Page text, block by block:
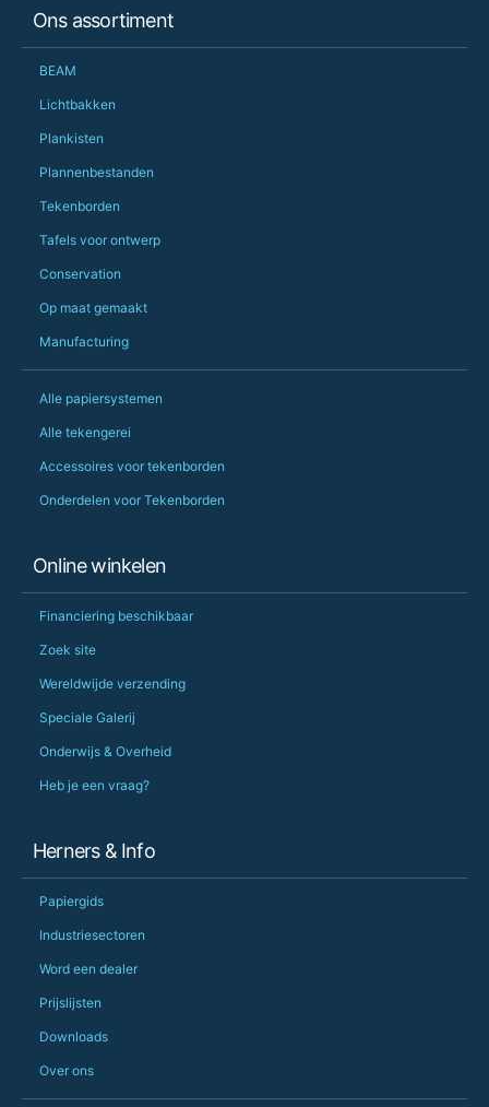
Ons assortiment
BEAM
Lichtbakken
Plankisten
Plannenbestanden
Tekenborden
Tafels voor ontwerp
Conservation
Op maat gemaakt
Manufacturing
Alle papiersystemen
Alle tekengerei
Accessoires voor tekenborden
Onderdelen voor Tekenborden
Online winkelen
Financiering beschikbaar
Zoek site
Wereldwijde verzending
Speciale Galerij
Onderwijs & Overheid
Heb je een vraag?
Herners & Info
Papiergids
Industriesectoren
Word een dealer
Prijslijsten
Downloads
Over ons